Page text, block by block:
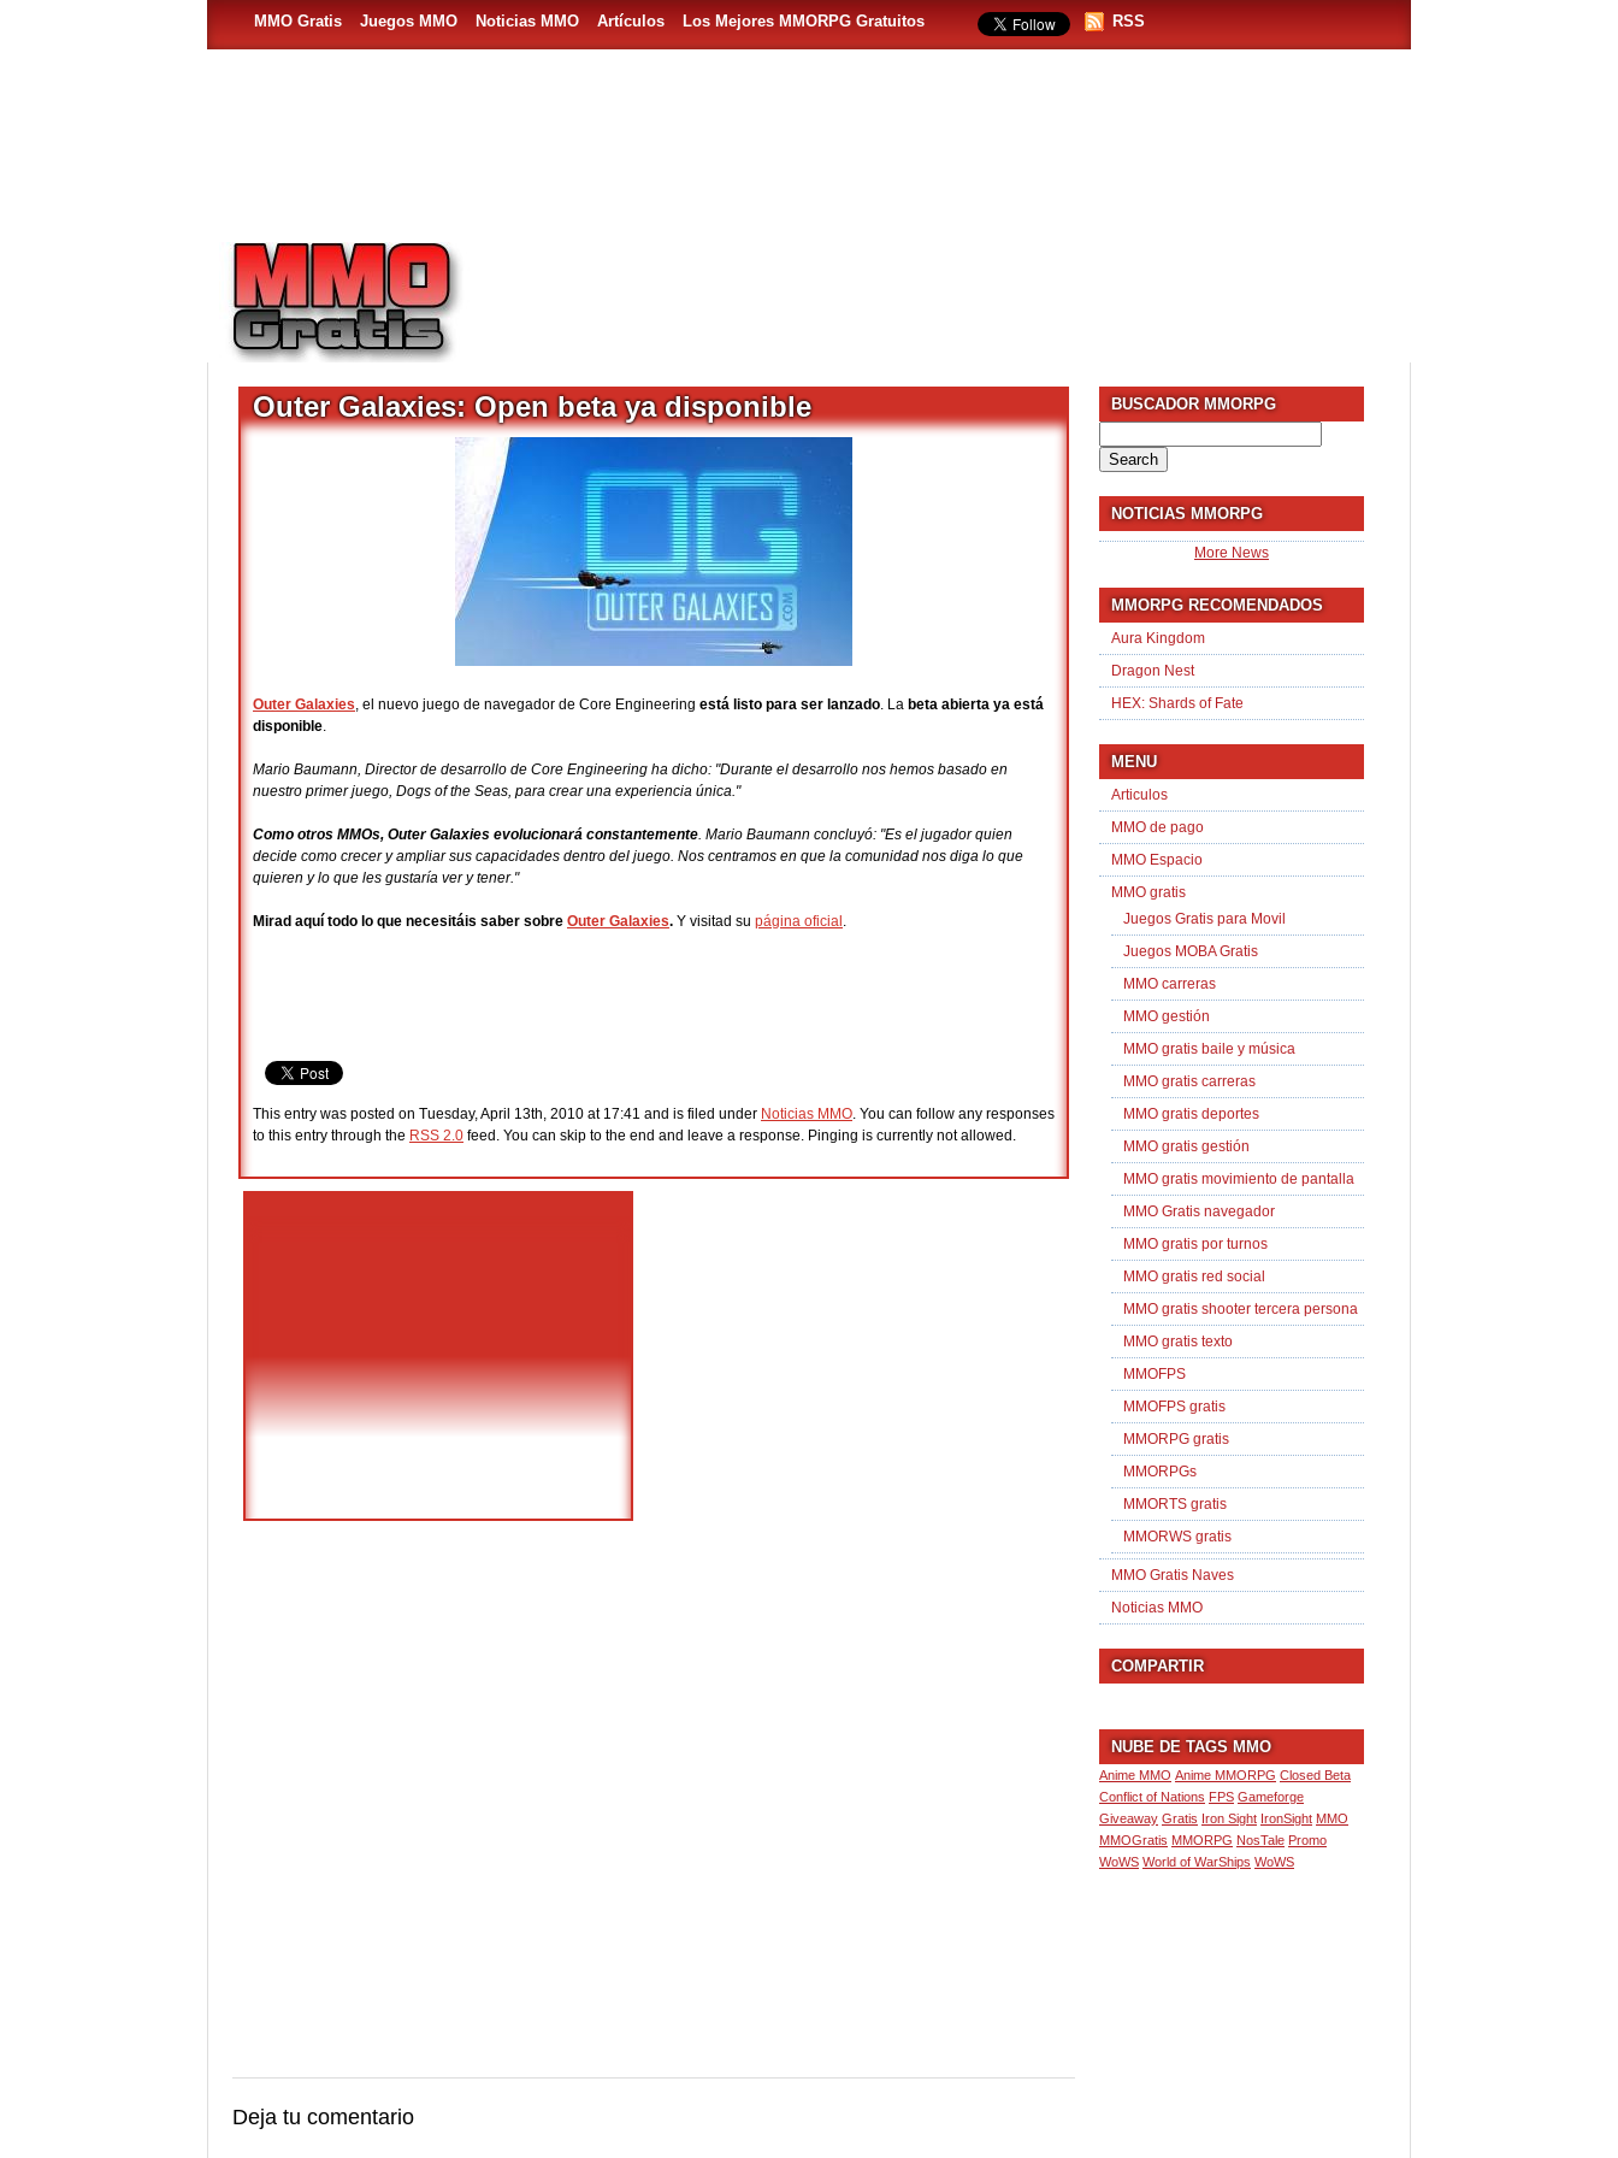
MMO Gratis Juegos MMO Noticias MMO Artículos Los Mejores MMORPG Gratuitos RSS
Outer Galaxies: Open beta ya disponible
Outer Galaxies, el nuevo juego de navegador de Core Engineering está listo para ser lanzado. La beta abierta ya está
disponible.
Mario Baumann, Director de desarrollo de Core Engineering ha dicho: "Durante el desarrollo nos hemos basado en
nuestro primer juego, Dogs of the Seas, para crear una experiencia única."
Como otros MMOs, Outer Galaxies evolucionará constantemente. Mario Baumann concluyó: "Es el jugador quien
decide como crecer y ampliar sus capacidades dentro del juego. Nos centramos en que la comunidad nos diga lo que
quieren y lo que les gustaría ver y tener."
Mirad aquí todo lo que necesitáis saber sobre Outer Galaxies. Y visitad su página oficial .
This entry was posted on Tuesday, April 13th, 2010 at 17:41 and is filed under Noticias MMO. You can follow any responses
to this entry through the RSS 2.0 feed. You can skip to the end and leave a response. Pinging is currently not allowed.
Deja tu comentario
BUSCADOR MMORPG
for:
NOTICIAS MMORPG
More News
MMORPG RECOMENDADOS
Aura Kingdom
Dragon Nest
HEX: Shards of Fate
MENU
Articulos
MMO de pago
MMO Espacio
MMO gratis
Juegos Gratis para Movil
Juegos MOBA Gratis
MMO carreras
MMO gestión
MMO gratis baile y música
MMO gratis carreras
MMO gratis deportes
MMO gratis gestión
MMO gratis movimiento de pantalla
MMO Gratis navegador
MMO gratis por turnos
MMO gratis red social
MMO gratis shooter tercera persona
MMO gratis texto
MMOFPS
MMOFPS gratis
MMORPG gratis
MMORPGs
MMORTS gratis
MMORWS gratis
MMO Gratis Naves
Noticias MMO
COMPARTIR
NUBE DE TAGS MMO
Anime MMO Anime MMORPG Closed Beta
Conflict of Nations FPS Gameforge
Giveaway Gratis Iron Sight IronSight MMO
MMOGratis MMORPG NosTale Promo
WoWS World of WarShips WoWS